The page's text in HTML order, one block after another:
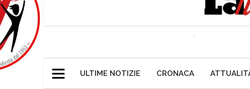
ULTIME NOTIZIE CRONACA